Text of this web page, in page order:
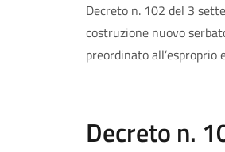
Decreto n. 102 del 3
costruzione nuovo
preordinato
Decreto n.